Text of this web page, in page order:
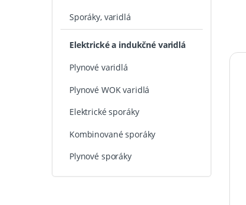
Sporáky, varidlá
Elektrické a indukčné varidlá
Plynové varidlá
Plynové WOK varidlá
Elektrické sporáky
Kombinované sporáky
Plynové sporáky